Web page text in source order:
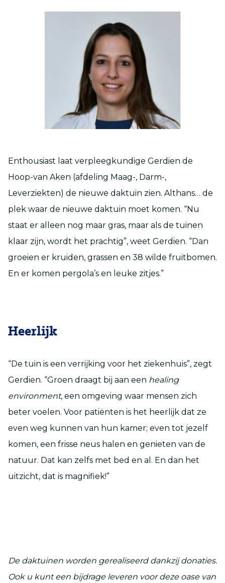
Enthousiast laat verpleegkundige Gerdien de
Hoop-van Aken (afdeling Maag-, Darm-,
Leverziekten) de nieuwe daktuin zien. Althans… de
plek waar de nieuwe daktuin moet komen. “Nu
staat er alleen nog maar gras, maar als de tuinen
klaar zijn, wordt het prachtig”, weet Gerdien. “Dan
groeien er kruiden, grassen en 38 wilde fruitbomen.
En er komen pergola’s en leuke zitjes.”
Heerlijk
“De tuin is een verrijking voor het ziekenhuis”, zegt
Gerdien. “Groen draagt bij aan een healing
environment, een omgeving waar mensen zich
beter voelen. Voor patiënten is het heerlijk dat ze
even weg kunnen van hun kamer; even tot jezelf
komen, een frisse neus halen en genieten van de
natuur. Dat kan zelfs met bed en al. En dan het
uitzicht, dat is magnifiek!”
De daktuinen worden gerealiseerd dankzij donaties.
Ook u kunt een bijdrage leveren voor deze oase van